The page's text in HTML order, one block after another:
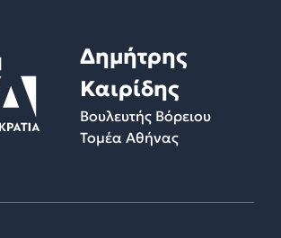
Δημήτρης
Καιρίδης
Βουλευτής Βόρειου
Τομέα Αθήνας